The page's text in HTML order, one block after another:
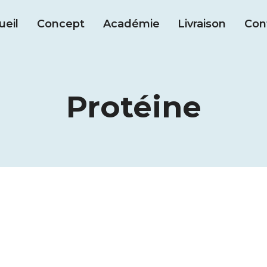
Concept Académie Livraison
Protéine